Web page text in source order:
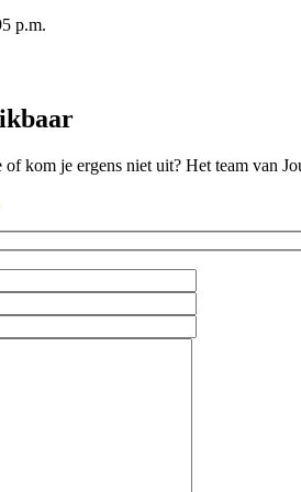
p.m.
of kom je ergens niet uit? Het team van